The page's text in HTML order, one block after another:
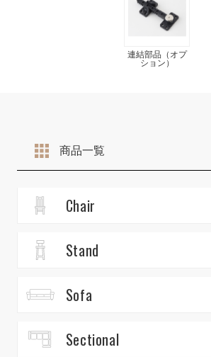
連結部品（オプ
ション）
商品一覧
Chair
Stand
Sofa
Sectional